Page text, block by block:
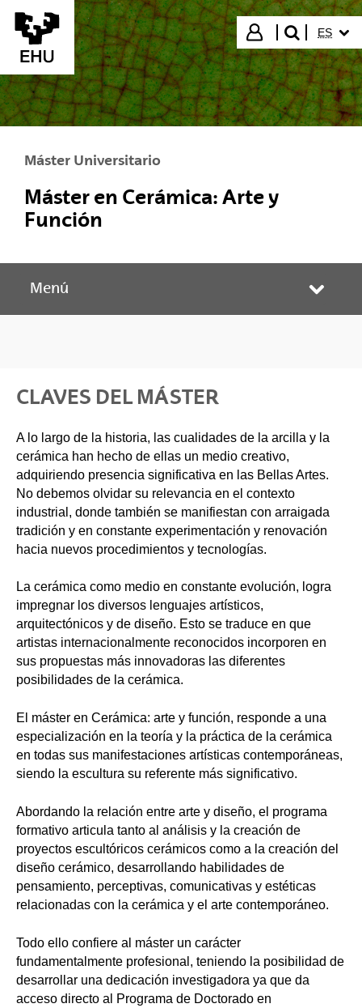
Saltar al contenido principal
Iniciar sesión
buscar"
ES
Máster Universitario
Máster en Cerámica: Arte y
Función
Menú
CLAVES DEL MÁSTER
A lo largo de la historia, las cualidades de la arcilla y la
cerámica han hecho de ellas un medio creativo,
adquiriendo presencia significativa en las Bellas Artes.
No debemos olvidar su relevancia en el contexto
industrial, donde también se manifiestan con arraigada
tradición y en constante experimentación y renovación
hacia nuevos procedimientos y tecnologías.
La cerámica como medio en constante evolución, logra
impregnar los diversos lenguajes artísticos,
arquitectónicos y de diseño. Esto se traduce en que
artistas internacionalmente reconocidos incorporen en
sus propuestas más innovadoras las diferentes
posibilidades de la cerámica.
El máster en Cerámica: arte y función, responde a una
especialización en la teoría y la práctica de la cerámica
en todas sus manifestaciones artísticas contemporáneas,
siendo la escultura su referente más significativo.
Abordando la relación entre arte y diseño, el programa
formativo articula tanto al análisis y la creación de
proyectos escultóricos cerámicos como a la creación del
diseño cerámico, desarrollando habilidades de
pensamiento, perceptivas, comunicativas y estéticas
relacionadas con la cerámica y el arte contemporáneo.
Todo ello confiere al máster un carácter
fundamentalmente profesional, teniendo la posibilidad de
desarrollar una dedicación investigadora ya que da
acceso directo al Programa de Doctorado en